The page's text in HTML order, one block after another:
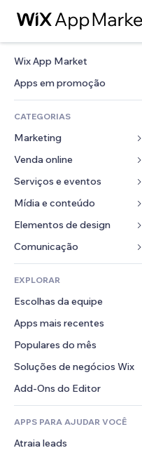
Wix App Market
Apps em promoção
CATEGORIAS
Marketing
Anúncios
Mobile
Análises
Listas do site
Email
Venda online
Apps para lojas
Frete e entrega
Botões de venda
Contabilidade
Cupons e fidelidade
Soluções de armazenamento
Serviços e eventos
Hotéis
Eventos
Restaurantes
Imobiliária
Meus agendamentos
Mídia e conteúdo
Galeria
Músicas
Podcasts
Fotografia
Vídeo
PDF
Compartilhamento de arquivos
Notícias
Elementos de design
Mapas e navegação
Privacidade e segurança
Relógio
Templates de página
Efeitos de imagem
Botões e menus
Banners e selos
Calculadoras
Busca
Previsão do tempo
Tabelas e gráficos
Formulários
Enquetes
Chat
Comentários
Telefone
Comunidade
Avaliações e depoimentos
CRM
EXPLORAR
Escolhas da equipe
Apps mais recentes
Populares do mês
Soluções de negócios Wix
Add-Ons do Editor
APPS PARA AJUDAR VOCÊ
Atraia leads